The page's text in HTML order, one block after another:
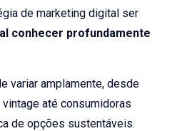
de marketing digital ser
conhecer profundamente
variar amplamente, desde
até consumidoras
de opções sustentáveis.